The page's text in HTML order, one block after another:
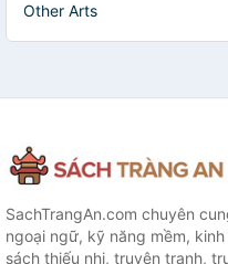
Other Arts
SachTrangAn.com chuyên
ngoại ngữ, kỹ năng mềm,
sách thiếu nhi, truyện tranh,